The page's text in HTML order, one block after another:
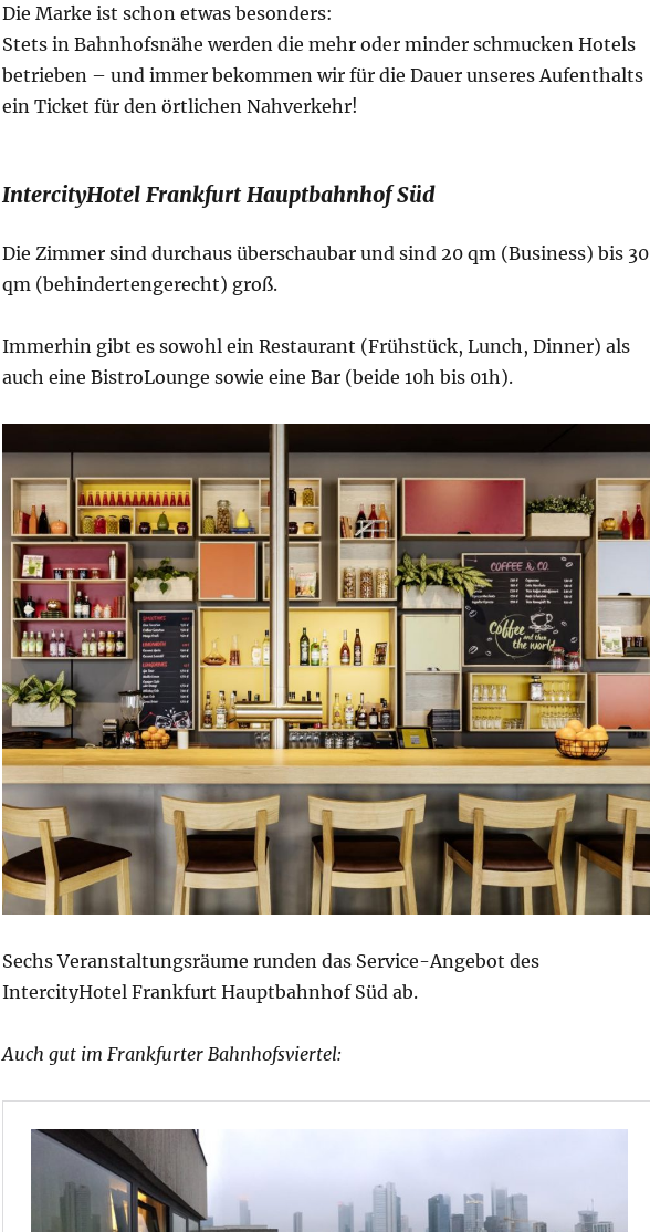
Die Marke ist schon etwas besonders:
Stets in Bahnhofsnähe werden die mehr oder minder schmucken Hotels
betrieben – und immer bekommen wir für die Dauer unseres Aufenthalts
ein Ticket für den örtlichen Nahverkehr!
IntercityHotel Frankfurt Hauptbahnhof Süd
Die Zimmer sind durchaus überschaubar und sind 20 qm (Business) bis 30
qm (behindertengerecht) groß.
Immerhin gibt es sowohl ein Restaurant (Frühstück, Lunch, Dinner) als
auch eine BistroLounge sowie eine Bar (beide 10h bis 01h).
Sechs Veranstaltungsräume runden das Service-Angebot des
IntercityHotel Frankfurt Hauptbahnhof Süd ab.
Auch gut im Frankfurter Bahnhofsviertel: